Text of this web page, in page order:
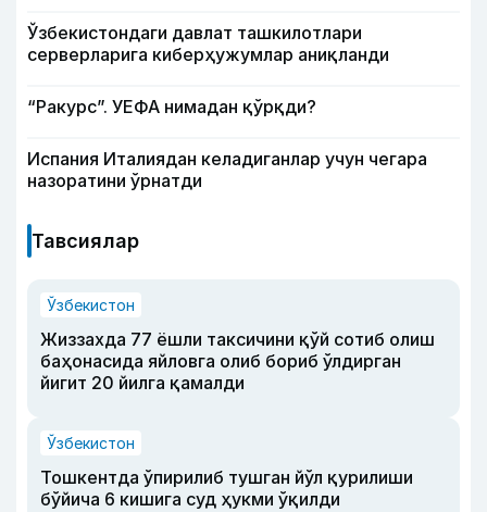
Ўзбекистондаги давлат ташкилотлари
серверларига киберҳужумлар аниқланди
“Ракурс”. УЕФА нимадан қўрқди?
Испания Италиядан келадиганлар учун чегара
назоратини ўрнатди
Тавсиялар
Ўзбекистон
Жиззахда 77 ёшли таксичини қўй сотиб олиш
баҳонасида яйловга олиб бориб ўлдирган
йигит 20 йилга қамалди
Ўзбекистон
Тошкентда ўпирилиб тушган йўл қурилиши
бўйича 6 кишига суд ҳукми ўқилди